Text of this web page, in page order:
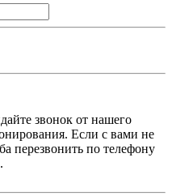
звонок от нашего
Если с вами не
перезвонить по телефону